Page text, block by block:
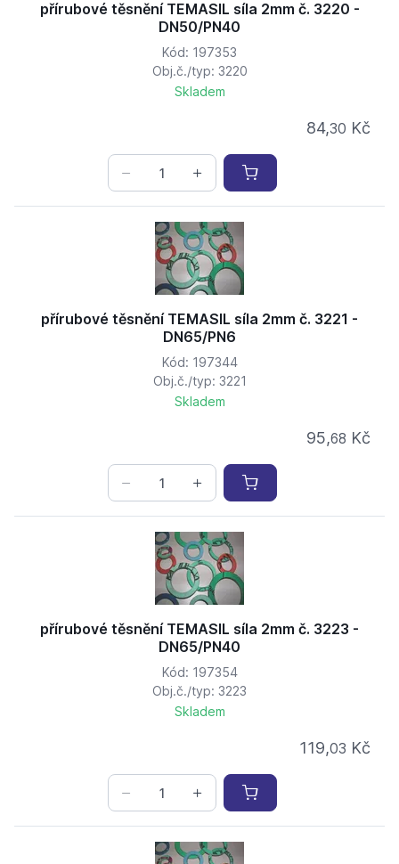
přírubové těsnění TEMASIL síla 2mm č. 3220 -
DN50/PN40
Kód: 197353
Obj.č./typ: 3220
Skladem
84,30 Kč
přírubové těsnění TEMASIL síla 2mm č. 3221 -
DN65/PN6
Kód: 197344
Obj.č./typ: 3221
Skladem
95,68 Kč
přírubové těsnění TEMASIL síla 2mm č. 3223 -
DN65/PN40
Kód: 197354
Obj.č./typ: 3223
Skladem
119,03 Kč